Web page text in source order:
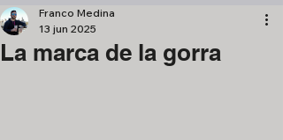
La marca de la gorra
Franco Medina
13 jun 2025